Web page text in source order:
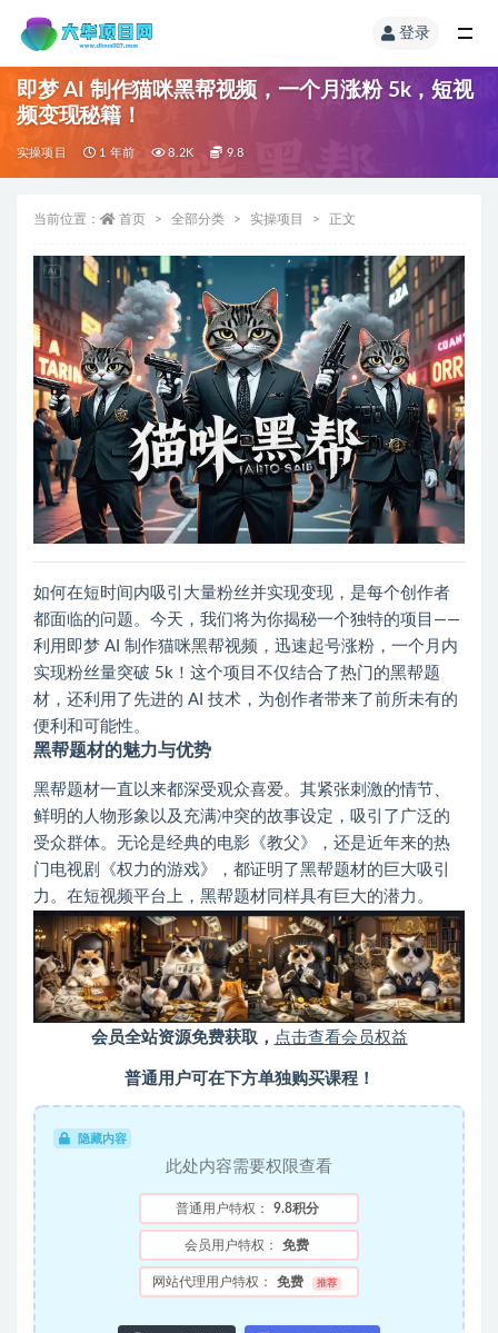
登录
即梦 AI 制作猫咪黑帮视频，一个月涨粉 5k，短视
频变现秘籍！
实操项目 1 年前 8.2K 9.8
当前位置： 首页 全部分类 实操项目 正文
如何在短时间内吸引大量粉丝并实现变现，是每个创作者
都面临的问题。今天，我们将为你揭秘一个独特的项目——
利用即梦 AI 制作猫咪黑帮视频，迅速起号涨粉，一个月内
实现粉丝量突破 5k！这个项目不仅结合了热门的黑帮题
材，还利用了先进的 AI 技术，为创作者带来了前所未有的
便利和可能性。
黑帮题材的魅力与优势
黑帮题材一直以来都深受观众喜爱。其紧张刺激的情节、
鲜明的人物形象以及充满冲突的故事设定，吸引了广泛的
受众群体。无论是经典的电影《教父》，还是近年来的热
门电视剧《权力的游戏》，都证明了黑帮题材的巨大吸引
力。在短视频平台上，黑帮题材同样具有巨大的潜力。
会员全站资源免费获取， 点击查看会员权益
普通用户可在下方单独购买课程！
隐藏内容
此处内容需要权限查看
普通用户特权： 9.8积分
会员用户特权： 免费
网站代理用户特权： 免费 推荐